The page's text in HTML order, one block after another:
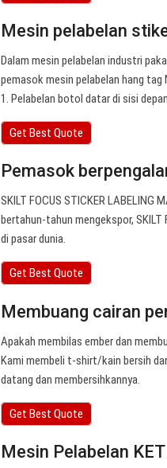
Mesin pelabelan
Dalam mesin pelabelan industri
pemasok mesin pelabelan hang
1. Pelabelan botol datar di sisi
Get Best Quote
Pemasok
SKILT FOCUS STICKER
bertahun-tahun mengekspor, SKILT
di pasar dunia.
Get Best Quote
Membuang cairan
Apakah membilas ember dan
Kami membeli t-shirt/kain bersih
datang dan membersihkannya.
Get Best Quote
Mesin Pelabelan